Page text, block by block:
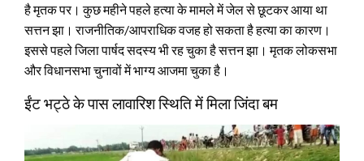
है मृतक पर। कुछ महीने पहले हत्या के मामले में जेल से छूटकर आया था
सत्तन झा। राजनीतिक/आपराधिक वजह हो सकता है हत्या का कारण।
इससे पहले जिला पार्षद सदस्य भी रह चुका है सत्तन झा। मृतक लोकसभा
और विधानसभा चुनावों में भाग्य आजमा चुका है।
ईंट भट्ठे के पास लावारिश स्थिति में मिला जिंदा बम